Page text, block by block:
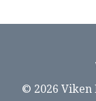
© 2026 Viken